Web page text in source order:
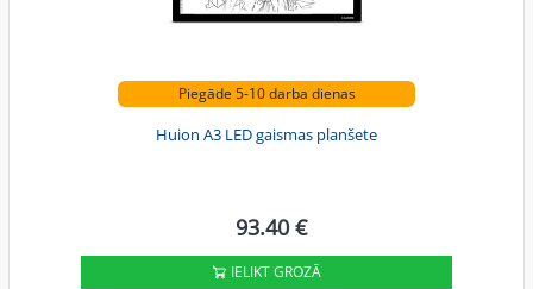
Piegāde 5-10 darba dienas
Huion A3 LED gaismas planšete
93.40 €
IELIKT GROZĀ